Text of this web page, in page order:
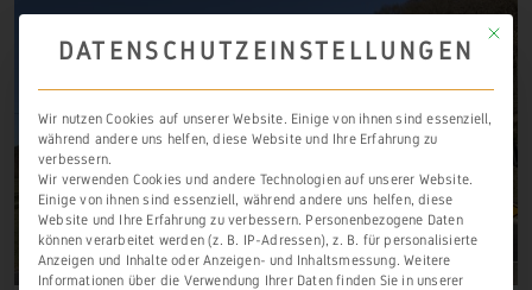
Mit
DATENSCHUTZEINSTELLUNGEN
Wir nutzen Cookies auf unserer Website. Einige von ihnen sind essenziell,
während andere uns helfen, diese Website und Ihre Erfahrung zu
verbessern.
Wir verwenden Cookies und andere Technologien auf unserer Website.
Einige von ihnen sind essenziell, während andere uns helfen, diese
Website und Ihre Erfahrung zu verbessern. Personenbezogene Daten
können verarbeitet werden (z. B. IP-Adressen), z. B. für personalisierte
Anzeigen und Inhalte oder Anzeigen- und Inhaltsmessung. Weitere
Informationen über die Verwendung Ihrer Daten finden Sie in unserer